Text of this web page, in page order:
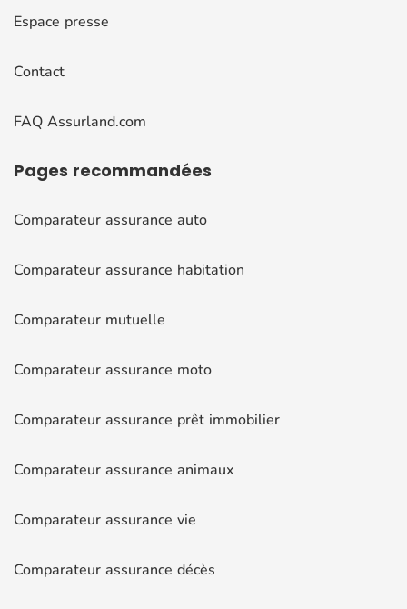
Espace presse
Contact
FAQ Assurland.com
Pages recommandées
Comparateur assurance auto
Comparateur assurance habitation
Comparateur mutuelle
Comparateur assurance moto
Comparateur assurance prêt immobilier
Comparateur assurance animaux
Comparateur assurance vie
Comparateur assurance décès